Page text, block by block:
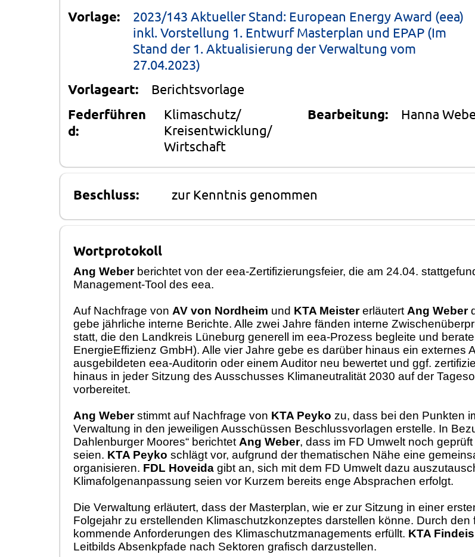
Vorlage:
2023/143 Aktueller Stand: European Energy Award (eea)
inkl. Vorstellung 1. Entwurf Masterplan und EPAP (Im
Stand der 1. Aktualisierung der Verwaltung vom
27.04.2023)
Vorlageart: Berichtsvorlage
Federführen
d:
Klimaschutz/
Kreisentwicklung/
Wirtschaft
Bearbeitung: Hanna
Beschluss: zur Kenntnis genommen
Wortprotokoll
Ang Weberberichtet von der eea-Zertifizierungsfeier, die am 24.04.
Management-Tool des eea.
Auf Nachfrage von AV von Nordheim und KTA Meistererläutert Ang Weber
gebe jährliche interne Berichte. Alle zwei Jahre fänden interne Zwischenü
statt, die den Landkreis Lüneburg generell im eea-Prozess begleite und berate
EnergieEffizienz GmbH). Alle vier Jahre gebe es darüber hinaus ein externes
ausgebildeten eea-Auditorin oder einem Auditor neu bewertet und ggf.
hinaus in jeder Sitzung des Ausschusses Klimaneutralität 2030 auf der
vorbereitet.
Ang Weberstimmt auf Nachfrage von KTA Peyko zu, dass bei den Punkten
Verwaltung in den jeweiligen Ausschüssen Beschlussvorlagen erstelle. In
Dahlenburger Moores“ berichtet Ang Weber, dass im FD Umwelt noch geprüft
seien. KTA Peyko schlägt vor, aufgrund der thematischen Nähe eine
organisieren. FDL Hoveida gibt an, sich mit dem FD Umwelt dazu
Klimafolgenanpassung seien vor Kurzem bereits enge Absprachen erfolgt.
Die Verwaltung erläutert, dass der Masterplan, wie er zur Sitzung in einer
Folgejahr zu erstellenden Klimaschutzkonzeptes darstellen könne. Durch den
kommende Anforderungen des Klimaschutzmanagements erfüllt. KTA Findeis
Leitbilds Absenkpfade nach Sektoren grafisch darzustellen.